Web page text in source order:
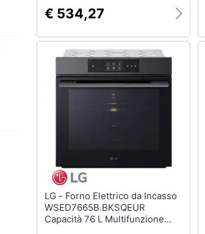
€ 534,27
LG - Forno Elettrico da Incasso
WSED7665B.BKSQEUR
Capacità 76 L Multifunzione